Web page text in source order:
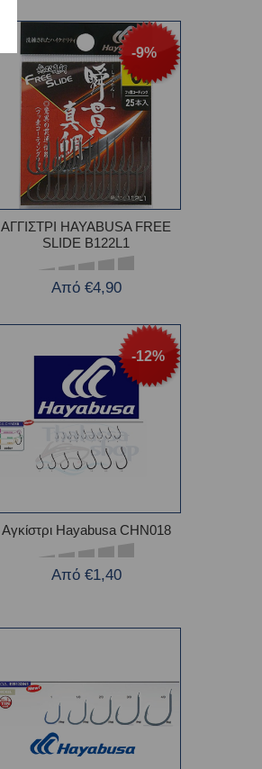
-9%
ΑΓΓΙΣΤΡΙ HAYABUSA FREE
SLIDE B122L1
Από €4,90
-12%
Αγκίστρι Hayabusa CHN018
Από €1,40